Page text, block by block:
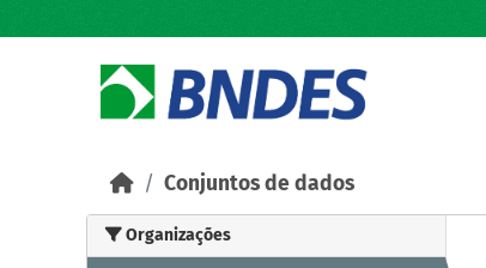
Conjuntos de dados
Organizações